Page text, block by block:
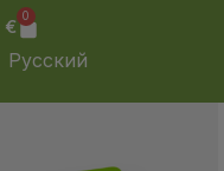
€
0
Русский